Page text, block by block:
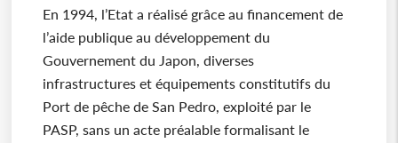
En 1994, l’Etat a réalisé grâce au financement de
l’aide publique au développement du
Gouvernement du Japon, diverses
infrastructures et équipements constitutifs du
Port de pêche de San Pedro, exploité par le
PASP, sans un acte préalable formalisant le